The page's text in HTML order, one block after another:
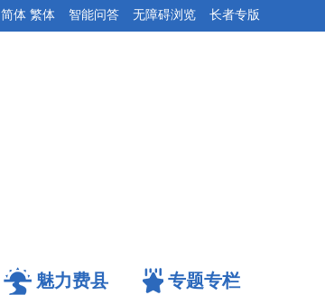
智能问答 无障碍浏览 长者专版
简体 繁体
魅力费县 专题专栏